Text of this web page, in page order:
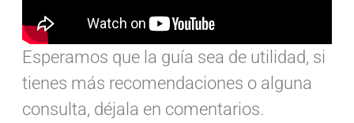
Esperamos que la guía sea de utilidad, si
tienes más recomendaciones o alguna
consulta, déjala en comentarios.